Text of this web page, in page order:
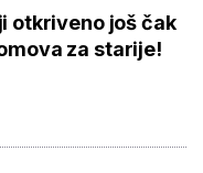
otkriveno još čak
za starije!